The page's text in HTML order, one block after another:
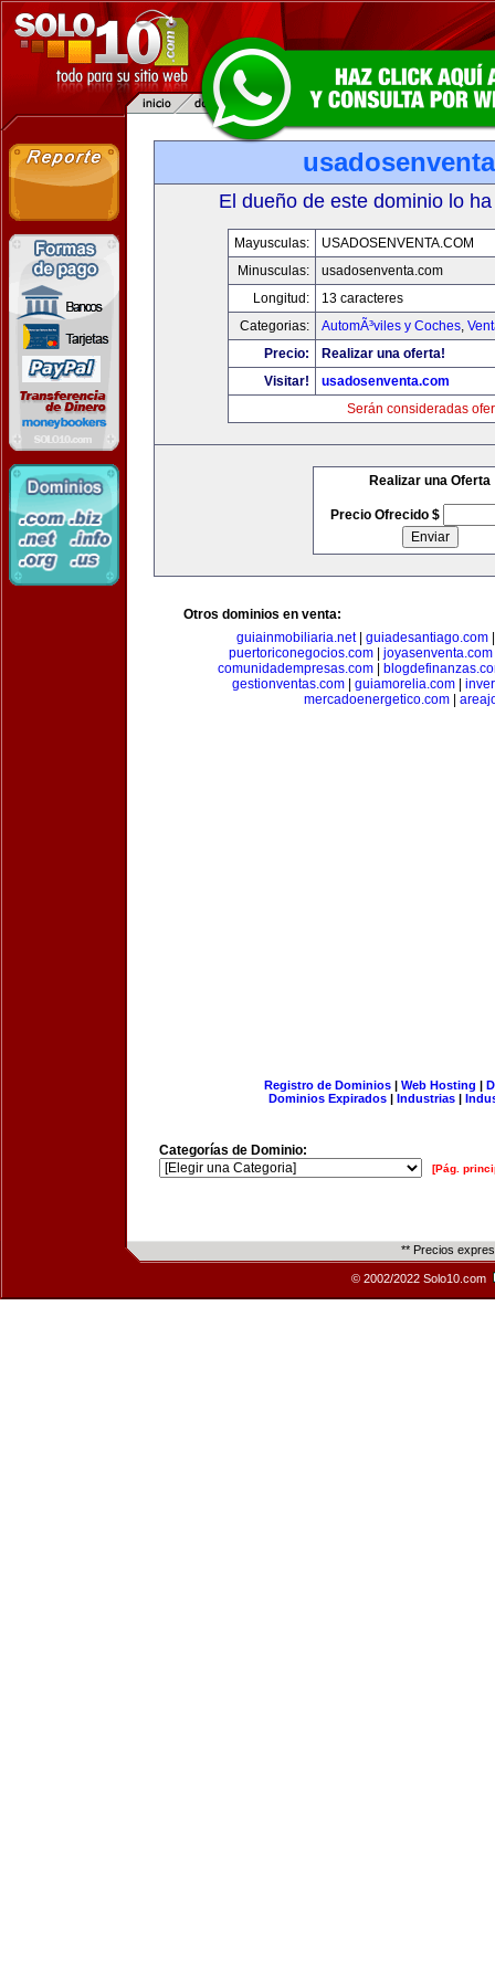
El dueño de este dominio lo
Mayusculas:
USADOSENVENTA.COM
Minusculas:
usadosenventa.com
Longitud:
13 caracteres
Categorias:
AutomÃ³viles y Coches,
Precio:
Realizar una oferta!
Visitar!
usadosenventa.com
Serán consideradas
Realizar una Oferta
Precio Ofrecido $
Otros dominios en venta:
guiainmobiliaria.net| guiadesantiago.com
puertoriconegocios.com
joyasenventa.com
comunidadempresas.com|
gestionventas.com| guiamorelia.com|
mercadoenergetico.com
Registro de Dominios| Web Hosting |
Dominios Expirados | Industrias |
Categorías de Dominio:
[Pág.
** Precios
© 2002/2022 Solo10.com